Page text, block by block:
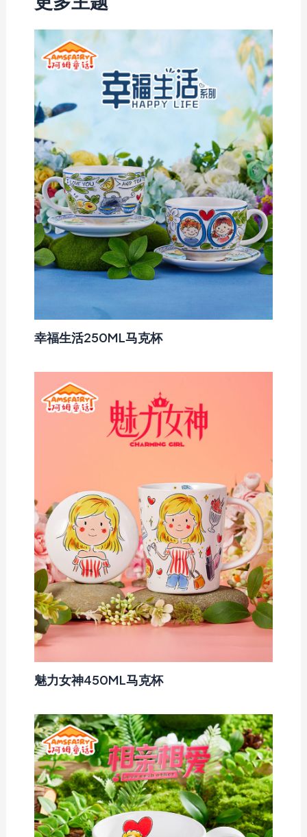
幸福生活250ML马克杯
魅力女神450ML马克杯